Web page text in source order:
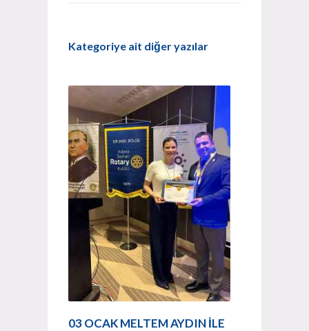
Kategoriye ait diğer yazılar
03 OCAK MELTEM AYDIN İLE